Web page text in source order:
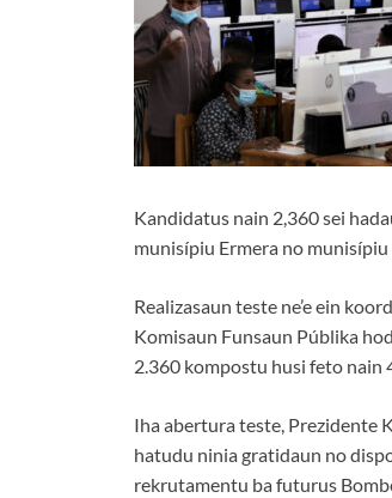
Kandidatus nain 2,360 sei
munisípiu Ermera no munisípiu
Realizasaun teste ne’e ein
Komisaun Funsaun Públika
2.360 kompostu husi feto nain
Iha abertura teste, Prezidente
hatudu ninia gratidaun no
rekrutamentu ba futurus